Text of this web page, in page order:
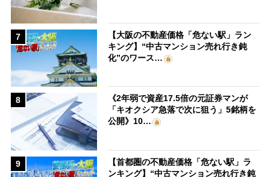
7
【大阪の不動産価格「危ない駅」ラン
キング】“中古マンション売れ行き鈍
化”のワース…
8
《2年弱で資産17.5倍の元証券マンが
「キオクシア急落で次に狙う」5銘柄を
公開》10…
9
【首都圏の不動産価格「危ない駅」ラ
ンキング】“中古マンション売れ行き鈍